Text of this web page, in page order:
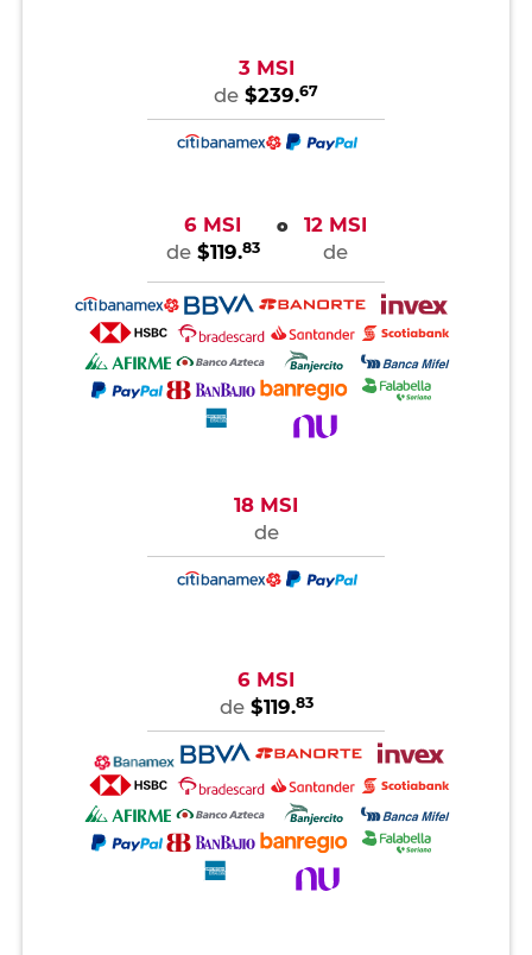
3 MSI
de $239.67
6 MSI
de $119.83
o
12 MSI
de
18 MSI
de
6 MSI
de $119.83